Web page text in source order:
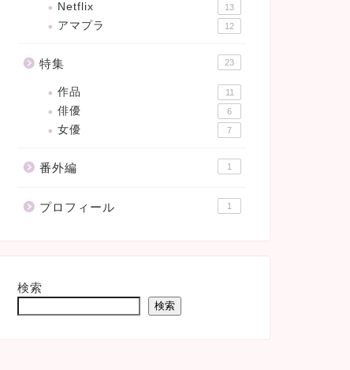
Netflix 13
アマプラ 12
特集 23
作品 11
俳優 6
女優 7
番外編 1
プロフィール 1
検索
検索